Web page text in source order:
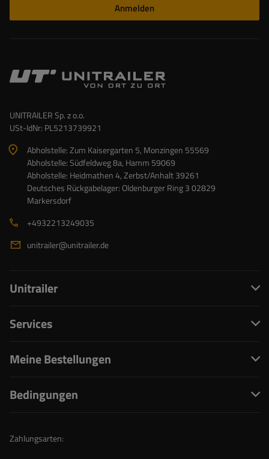
Anmelden
UNITRAILER Sp. z o.o.
USt-IdNr: PL5213739921
Abholstelle: Zum Kaisergarten 5, Monzingen 55569
Abholstelle: Südfeldweg 8a, Hamm 59069
Abholstelle: Heidmathen 4, Zerbst/Anhalt 39261
Deutsches Rückgabelager: Oldenburger Ring 3 02829
Markersdorf
+4932213249035
unitrailer@unitrailer.de
Unitrailer
Services
Meine Bestellungen
Bedingungen
Zahlungsarten: